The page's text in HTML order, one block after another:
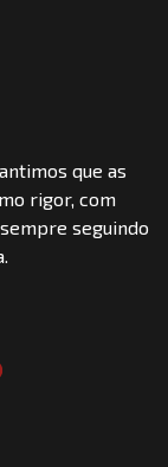
que as
rigor, com
seguindo